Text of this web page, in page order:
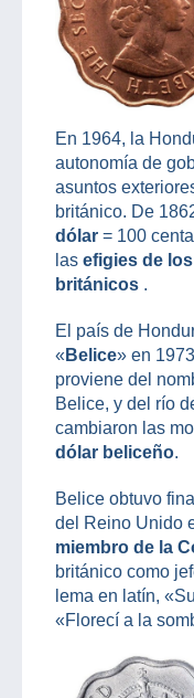
En 1964, la
autonomía de
asuntos
británico. De
dólar = 100
las efigies de
británicos .
El país de
« Belice» en
proviene del
Belice, y del río
cambiaron las
dólar beliceño.
Belice obtuvo
del Reino Unido
miembro de la
británico como
lema en latín,
«Florecí a la